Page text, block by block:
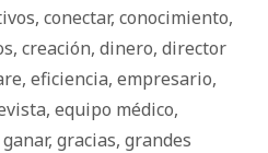
, conectar, conocimiento,
, creación, dinero, director
, eficiencia, empresario,
, equipo médico,
ganar, gracias, grandes